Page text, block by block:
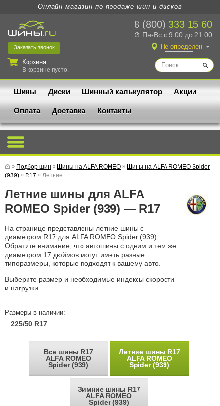
Онлайн магазин по продаже шин и дисков
8 (800) 333 15 60
Пн-Вс с 9:00 до 21:00
Заказать звонок
Корзина
В корзине пусто.
Не определен
Шины Диски Шинный калькулятор Акции
Оплата Доставка Контакты
» Подбор шин » Шины на ALFA ROMEO » Шины на ALFA ROMEO Spider
(939) » R17 » Летние
Летние шины для ALFA
ROMEO Spider (939) — R17
На странице представлены летние шины с
диаметром R17 для ALFA ROMEO Spider (939).
Обратите внимание, что автошины с одним и тем же
диаметром 17 дюймов могут иметь разные
типоразмеры, которые подходят к вашему авто.
Выберите размер и необходимые индексы скорости
и нагрузки.
Размеры в наличии:
225/50 R17
Все шины R17
ALFA ROMEO
Spider (939)
Летние шины R17
ALFA ROMEO
Spider (939)
Зимние шины R17
ALFA ROMEO
Spider (939)